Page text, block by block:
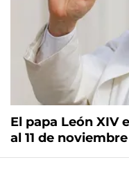
El papa León XIV
al 11 de noviembre